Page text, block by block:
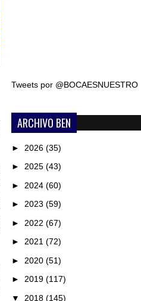
Tweets por @BOCAESNUESTRO
ARCHIVO BEN
► 2026 (35)
► 2025 (43)
► 2024 (60)
► 2023 (59)
► 2022 (67)
► 2021 (72)
► 2020 (51)
► 2019 (117)
▼ 2018 (145)